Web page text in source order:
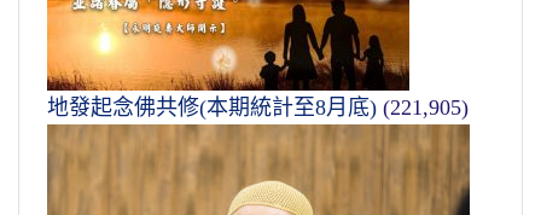
地發起念佛共修(本期統計至8月底) (221,905)